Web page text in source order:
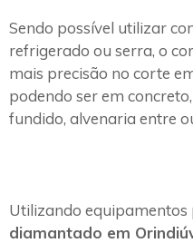
Sendo possível utilizar
refrigerado ou serra, o
mais precisão no corte
podendo ser em
fundido, alvenaria entre
Utilizando equipamentos
diamantado em